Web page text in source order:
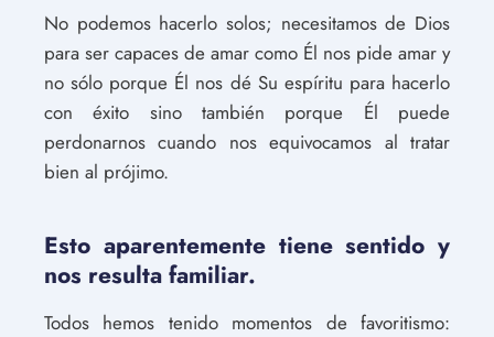
No podemos hacerlo solos; necesitamos de Dios
para ser capaces de amar como Él nos pide amar y
no sólo porque Él nos dé Su espíritu para hacerlo
con éxito sino también porque Él puede
perdonarnos cuando nos equivocamos al tratar
bien al prójimo.
Esto aparentemente tiene sentido y
nos resulta familiar.
Todos hemos tenido momentos de favoritismo: